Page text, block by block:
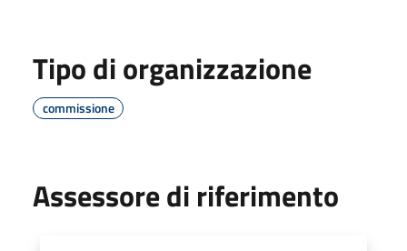
Tipo di organizzazione
commissione
Assessore di riferimento